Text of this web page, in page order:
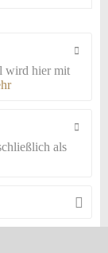
wird hier mit
als